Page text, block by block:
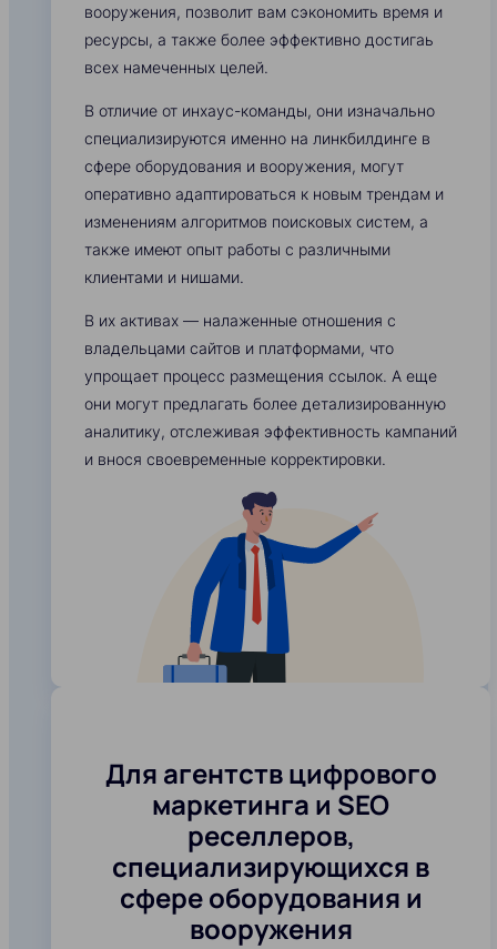
вооружения, позволит вам сэкономить время и
ресурсы, а также более эффективно достигаь
всех намеченных целей.
В отличие от инхаус-команды, они изначально
специализируются именно на линкбилдинге в
сфере оборудования и вооружения, могут
оперативно адаптироваться к новым трендам и
изменениям алгоритмов поисковых систем, а
также имеют опыт работы с различными
клиентами и нишами.
В их активах — налаженные отношения с
владельцами сайтов и платформами, что
упрощает процесс размещения ссылок. А еще
они могут предлагать более детализированную
аналитику, отслеживая эффективность кампаний
и внося своевременные корректировки.
Для агентств цифрового
маркетинга и SEO
реселлеров,
специализирующихся в
сфере оборудования и
вооружения